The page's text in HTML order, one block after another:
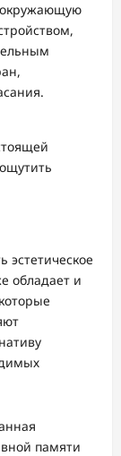
окружающую
эстетическое
обладает и
памяти